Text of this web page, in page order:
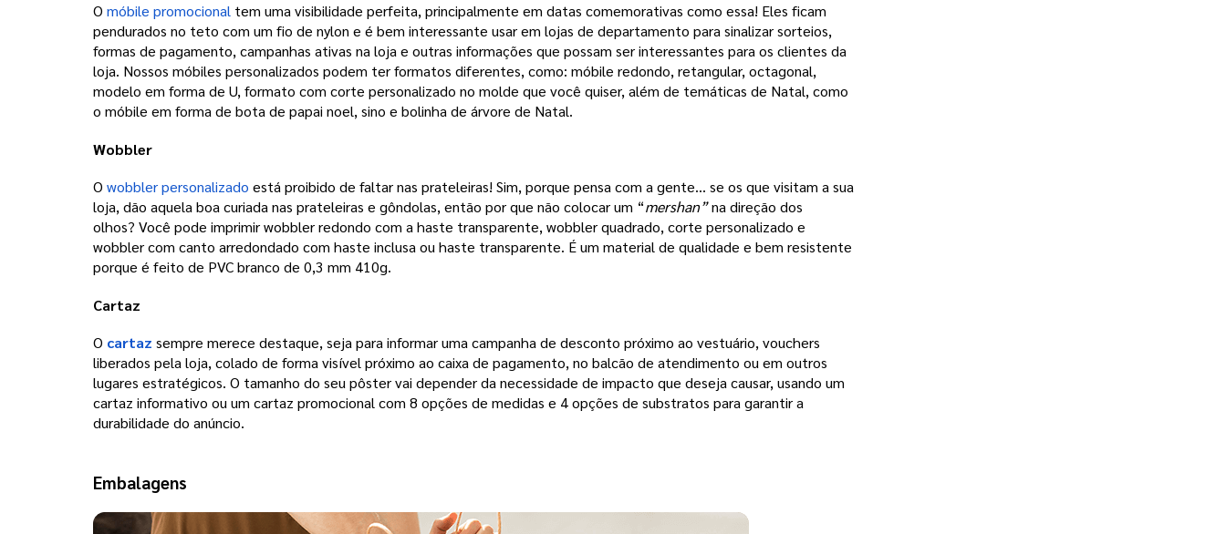
O móbile promocional tem uma visibilidade perfeita, principalmente em datas comemorativas como essa! Eles ficam
pendurados no teto com um fio de nylon e é bem interessante usar em lojas de departamento para sinalizar sorteios,
formas de pagamento, campanhas ativas na loja e outras informações que possam ser interessantes para os clientes da
loja. Nossos móbiles personalizados podem ter formatos diferentes, como: móbile redondo, retangular, octagonal,
modelo em forma de U, formato com corte personalizado no molde que você quiser, além de temáticas de Natal, como
o móbile em forma de bota de papai noel, sino e bolinha de árvore de Natal.
Wobbler
O wobbler personalizado está proibido de faltar nas prateleiras! Sim, porque pensa com a gente… se os que visitam a sua
loja, dão aquela boa curiada nas prateleiras e gôndolas, então por que não colocar um “mershan” na direção dos
olhos? Você pode imprimir wobbler redondo com a haste transparente, wobbler quadrado, corte personalizado e
wobbler com canto arredondado com haste inclusa ou haste transparente. É um material de qualidade e bem resistente
porque é feito de PVC branco de 0,3 mm 410g.
Cartaz
O cartaz sempre merece destaque, seja para informar uma campanha de desconto próximo ao vestuário, vouchers
liberados pela loja, colado de forma visível próximo ao caixa de pagamento, no balcão de atendimento ou em outros
lugares estratégicos. O tamanho do seu pôster vai depender da necessidade de impacto que deseja causar, usando um
cartaz informativo ou um cartaz promocional com 8 opções de medidas e 4 opções de substratos para garantir a
durabilidade do anúncio.
Embalagens